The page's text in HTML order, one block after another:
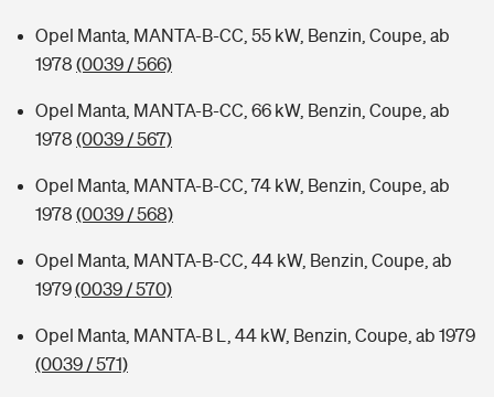
Opel Manta, MANTA-B-CC, 55 kW, Benzin, Coupe, ab
1978 (0039 / 566)
Opel Manta, MANTA-B-CC, 66 kW, Benzin, Coupe, ab
1978 (0039 / 567)
Opel Manta, MANTA-B-CC, 74 kW, Benzin, Coupe, ab
1978 (0039 / 568)
Opel Manta, MANTA-B-CC, 44 kW, Benzin, Coupe, ab
1979(0039 / 570)
Opel Manta, MANTA-B L, 44 kW, Benzin, Coupe, ab 1979
(0039 / 571)